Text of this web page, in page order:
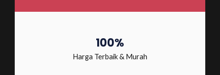
100%
Harga Terbaik & Murah